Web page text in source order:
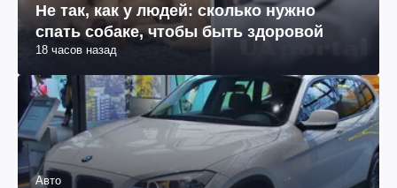
Социум
Не так, как у людей: сколько нужно
спать собаке, чтобы быть здоровой